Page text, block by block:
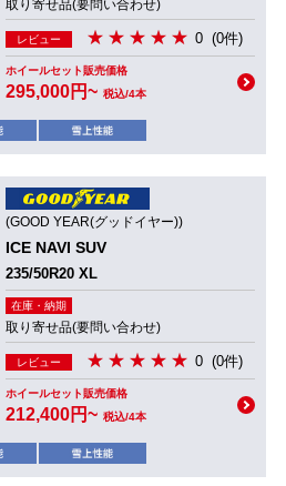
取り寄せ品(要問い合わせ)
レビュー 0 (0件)
ホイールセット販売価格
295,000円~ 税込/4本
(GOOD YEAR(グッドイヤー))
ICE NAVI SUV
235/50R20 XL
在庫・納期
取り寄せ品(要問い合わせ)
レビュー 0 (0件)
ホイールセット販売価格
212,400円~ 税込/4本